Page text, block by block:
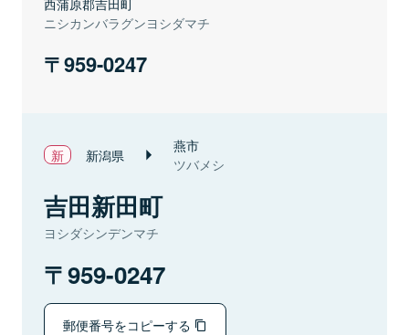
ニシカンバラグンヨシダマチ
959-0247
新潟県 燕市
ツバメシ
吉田新田町
ヨシダシンデンマチ
959-0247
郵便番号をコピーする